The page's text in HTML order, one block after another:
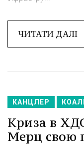
ЧИТАТИ ДАЛІ
КАНЦЛЕР
Криза в
Мерц свою